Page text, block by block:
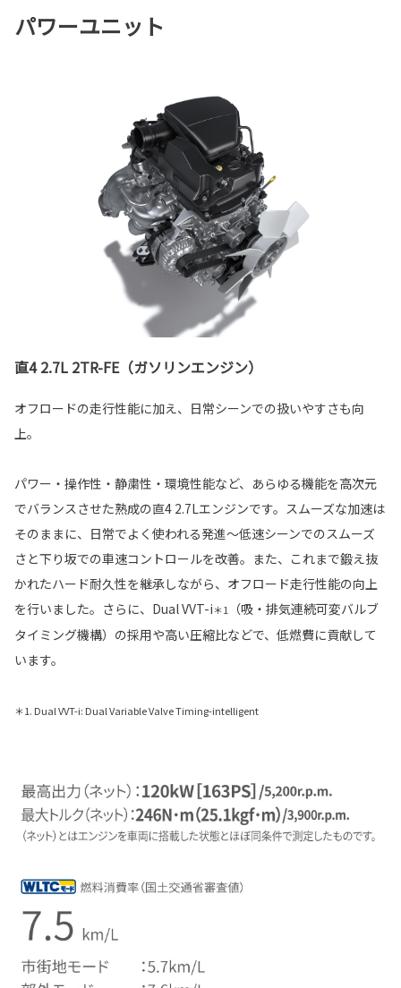
パワーユニット
直4 2.7L 2TR-FE（ガソリンエンジン）
オフロードの走行性能に加え、日常シーンでの扱いやすさも向
上。
パワー・操作性・静粛性・環境性能など、あらゆる機能を高次元
でバランスさせた熟成の直4 2.7Lエンジンです。スムーズな加速は
そのままに、日常でよく使われる発進〜低速シーンでのスムーズ
さと下り坂での車速コントロールを改善。また、これまで鍛え抜
かれたハード耐久性を継承しながら、オフロード走行性能の向上
を行いました。さらに、Dual VVT-i＊1
（吸・排気連続可変バルブ
タイミング機構）の採用や高い圧縮比などで、低燃費に貢献して
います。
＊1. Dual VVT-i: Dual Variable Valve Timing-intelligent